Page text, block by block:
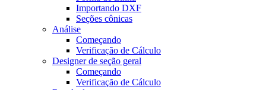
Importando DXF
Seções cônicas
Análise
Começando
Verificação de Cálculo
Designer de seção geral
Começando
Verificação de Cálculo